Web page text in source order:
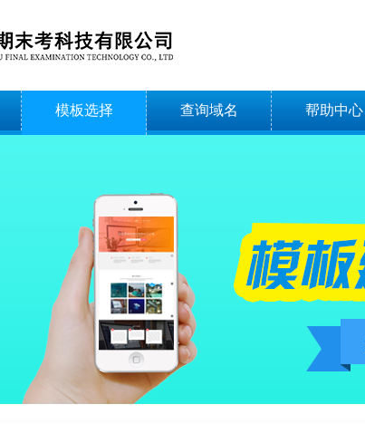
模板选择 查询域名 帮助中心